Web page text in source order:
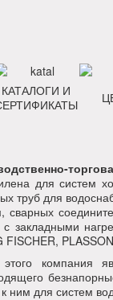
КАТАЛОГИ И
для систем
труб для
сварных
с закладными
FISCHER,
компания
ним для систем